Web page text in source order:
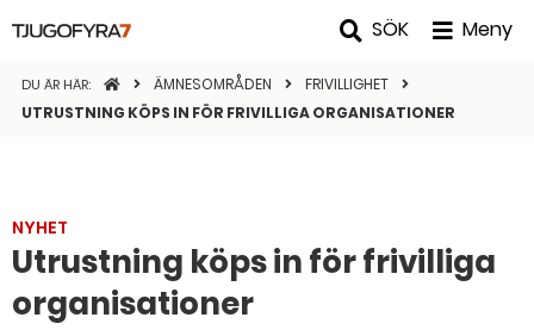
SÖK Meny
DU ÄR HÄR: STARTSIDANÄMNESOMRÅDEN
FRIVILLIGHET
UTRUSTNING KÖPS IN FÖR FRIVILLIGA ORGANISATIONER
NYHET
Utrustning köps in för frivilliga
organisationer